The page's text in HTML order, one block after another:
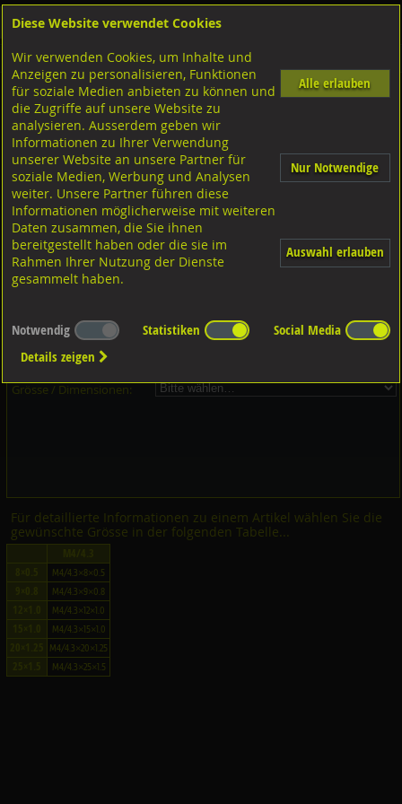
Shop Unterlagscheiben Diverse Unterlagscheiben nach Grösse
Unterlagscheiben, A4 rostfrei
Dieser Artikel ist in 6 Grössen erhältlich - Bitte wählen Sie...
Artikel-Nr.:
Verpackungs-Einheit:
Grösse / Dimensionen:
Für detaillierte Informationen zu einem Artikel wählen Sie die
gewünschte Grösse in der folgenden Tabelle...
M4/4.3×8×0.5
M4/4.3×9×0.8
M4/4.3×12×1.0
M4/4.3×15×1.0
M4/4.3×20×1.25
M4/4.3×25×1.5
Diese Website verwendet Cookies
Wir verwenden Cookies, um Inhalte und
Anzeigen zu personalisieren, Funktionen
für soziale Medien anbieten zu können und
die Zugriffe auf unsere Website zu
analysieren. Ausserdem geben wir
Informationen zu Ihrer Verwendung
unserer Website an unsere Partner für
soziale Medien, Werbung und Analysen
weiter. Unsere Partner führen diese
Informationen möglicherweise mit weiteren
Daten zusammen, die Sie ihnen
bereitgestellt haben oder die sie im
Rahmen Ihrer Nutzung der Dienste
gesammelt haben.
Alle erlauben
Nur Notwendige
Auswahl erlauben
Notwendig Statistiken
Social Media
Details zeigen